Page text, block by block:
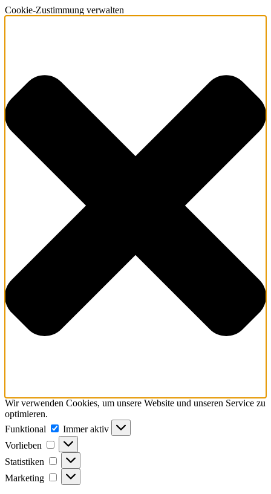
Cookie-Zustimmung verwalten
Wir verwenden Cookies, um unsere Website und unseren Service zu
optimieren.
Funktional
Funktional
Immer aktiv
Vorlieben
Vorlieben
Statistiken Statistiken
Marketing Marketing